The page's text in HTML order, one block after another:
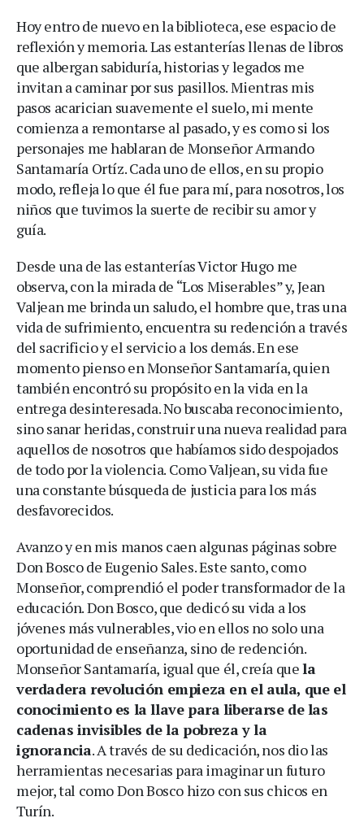
Hoy entro de nuevo en la biblioteca, ese espacio de
reflexión y memoria. Las estanterías llenas de libros
que albergan sabiduría, historias y legados me
invitan a caminar por sus pasillos. Mientras mis
pasos acarician suavemente el suelo, mi mente
comienza a remontarse al pasado, y es como si los
personajes me hablaran de Monseñor Armando
Santamaría Ortíz. Cada uno de ellos, en su propio
modo, refleja lo que él fue para mí, para nosotros, los
niños que tuvimos la suerte de recibir su amor y
guía.
Desde una de las estanterías Victor Hugo me
observa, con la mirada de “Los Miserables” y, Jean
Valjean me brinda un saludo, el hombre que, tras una
vida de sufrimiento, encuentra su redención a través
del sacrificio y el servicio a los demás. En ese
momento pienso en Monseñor Santamaría, quien
también encontró su propósito en la vida en la
entrega desinteresada. No buscaba reconocimiento,
sino sanar heridas, construir una nueva realidad para
aquellos de nosotros que habíamos sido despojados
de todo por la violencia. Como Valjean, su vida fue
una constante búsqueda de justicia para los más
desfavorecidos.
Avanzo y en mis manos caen algunas páginas sobre
Don Bosco de Eugenio Sales. Este santo, como
Monseñor, comprendió el poder transformador de la
educación. Don Bosco, que dedicó su vida a los
jóvenes más vulnerables, vio en ellos no solo una
oportunidad de enseñanza, sino de redención.
Monseñor Santamaría, igual que él, creía quela
verdadera revolución empieza en el aula, que el
conocimiento es la llave para liberarse de las
cadenas invisibles de la pobreza y la
ignorancia. A través de su dedicación, nos dio las
herramientas necesarias para imaginar un futuro
mejor, tal como Don Bosco hizo con sus chicos en
Turín.